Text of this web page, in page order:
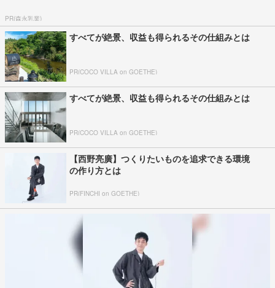
PR(森永乳業)
すべてが絶景、収益も得られるその仕組みとは
PR(COCO VILLA on GOETHE)
すべてが絶景、収益も得られるその仕組みとは
PR(COCO VILLA on GOETHE)
【西野亮廣】つくりたいものを追求できる環境
の作り方とは
PR(FINCHI on GOETHE)